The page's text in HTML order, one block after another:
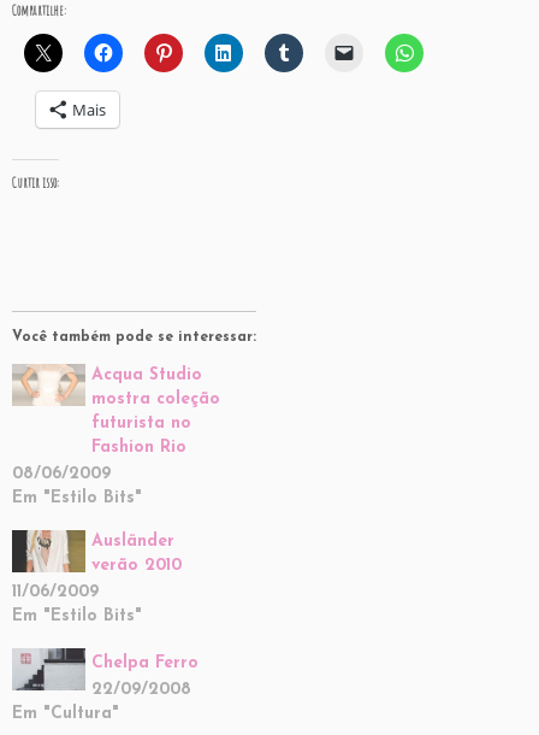
Compartilhe:
Mais
Curtir isso:
Você também pode se interessar:
Acqua Studio
mostra coleção
futurista no
Fashion Rio
08/06/2009
Em "Estilo Bits"
Ausländer 
verão 2010
11/06/2009
Em "Estilo Bits"
Chelpa Ferro
22/09/2008
Em "Cultura"